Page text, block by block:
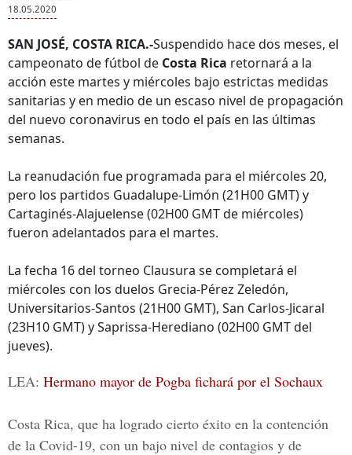
18.05.2020
SAN JOSÉ, COSTA RICA.-Suspendido hace dos meses, el
campeonato de fútbol de Costa Rica retornará a la
acción este martes y miércoles bajo estrictas medidas
sanitarias y en medio de un escaso nivel de propagación
del nuevo coronavirus en todo el país en las últimas
semanas.
La reanudación fue programada para el miércoles 20,
pero los partidos Guadalupe-Limón (21H00 GMT) y
Cartaginés-Alajuelense (02H00 GMT de miércoles)
fueron adelantados para el martes.
La fecha 16 del torneo Clausura se completará el
miércoles con los duelos Grecia-Pérez Zeledón,
Universitarios-Santos (21H00 GMT), San Carlos-Jicaral
(23H10 GMT) y Saprissa-Herediano (02H00 GMT del
jueves).
LEA: Hermano mayor de Pogba fichará por el Sochaux
Costa Rica, que ha logrado cierto éxito en la contención
de la Covid-19, con un bajo nivel de contagios y de